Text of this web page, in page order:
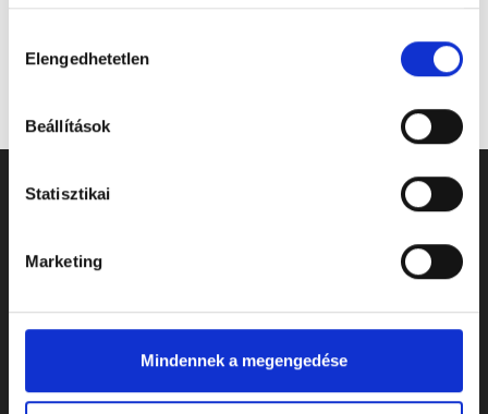
kiválasztása
Elengedhetetlen
Beállítások
Statisztikai
Marketing
Mindennek a megengedése